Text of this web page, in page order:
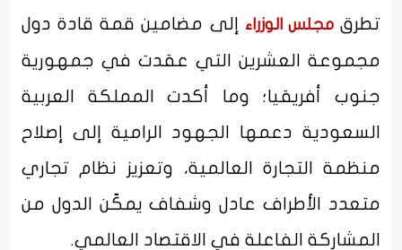
تطرقمجلس الوزراء إلى مضامين قمة قادة دول
مجموعة العشرين التي عقدت في جمهورية
جنوب أفريقيا؛ وما أكدت المملكة العربية
السعودية دعمها الجهود الرامية إلى إصلاح
منظمة التجارة العالمية، وتعزيز نظام تجاري
متعدد الأطراف عادل وشفاف يمكّن الدول من
المشاركة الفاعلة في الاقتصاد العالمي.